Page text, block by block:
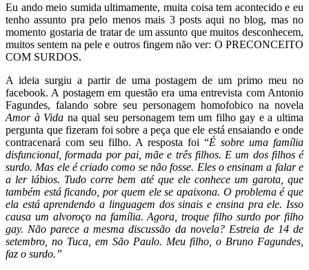
Eu ando meio sumida ultimamente, muita coisa tem acontecido e eu
tenho assunto pra pelo menos mais 3 posts aqui no blog, mas no
momento gostaria de tratar de um assunto que muitos desconhecem,
muitos sentem na pele e outros fingem não ver: O PRECONCEITO
COM SURDOS.
A ideia surgiu a partir de uma postagem de um primo meu no
facebook. A postagem em questão era uma entrevista com Antonio
Fagundes, falando sobre seu personagem homofobico na novela
Amor à Vida na qual seu personagem tem um filho gay e a ultima
pergunta que fizeram foi sobre a peça que ele está ensaiando e onde
contracenará com seu filho. A resposta foi “É sobre uma família
disfuncional, formada por pai, mãe e três filhos. E um dos filhos é
surdo. Mas ele é criado como se não fosse. Eles o ensinam a falar e
a ler lábios. Tudo corre bem até que ele conhece um garota, que
também está ficando, por quem ele se apaixona. O problema é que
ela está aprendendo a linguagem dos sinais e ensina pra ele. Isso
causa um alvoroço na família. Agora, troque filho surdo por filho
gay. Não parece a mesma discussão da novela? Estreia de 14 de
setembro, no Tuca, em São Paulo. Meu filho, o Bruno Fagundes,
faz o surdo.”